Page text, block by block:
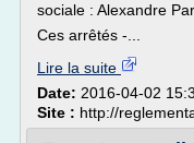
sociale : Alexandre
Ces arrêtés -...
Lire la suite
Date: 2016-04-02
Site : http://